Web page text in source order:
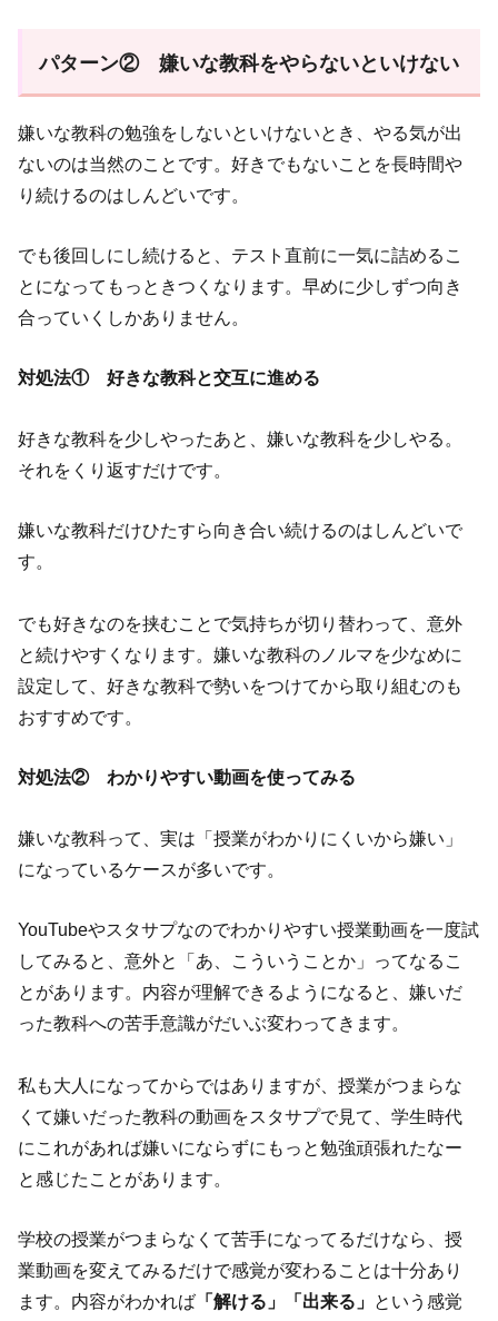
パターン② 嫌いな教科をやらないといけない
嫌いな教科の勉強をしないといけないとき、やる気が出
ないのは当然のことです。好きでもないことを長時間や
り続けるのはしんどいです。
でも後回しにし続けると、テスト直前に一気に詰めるこ
とになってもっときつくなります。早めに少しずつ向き
合っていくしかありません。
対処法① 好きな教科と交互に進める
好きな教科を少しやったあと、嫌いな教科を少しやる。
それをくり返すだけです。
嫌いな教科だけひたすら向き合い続けるのはしんどいで
す。
でも好きなのを挟むことで気持ちが切り替わって、意外
と続けやすくなります。嫌いな教科のノルマを少なめに
設定して、好きな教科で勢いをつけてから取り組むのも
おすすめです。
対処法② わかりやすい動画を使ってみる
嫌いな教科って、実は「授業がわかりにくいから嫌い」
になっているケースが多いです。
YouTubeやスタサプなのでわかりやすい授業動画を一度試
してみると、意外と「あ、こういうことか」ってなるこ
とがあります。内容が理解できるようになると、嫌いだ
った教科への苦手意識がだいぶ変わってきます。
私も大人になってからではありますが、授業がつまらな
くて嫌いだった教科の動画をスタサプで見て、学生時代
にこれがあれば嫌いにならずにもっと勉強頑張れたなー
と感じたことがあります。
学校の授業がつまらなくて苦手になってるだけなら、授
業動画を変えてみるだけで感覚が変わることは十分あり
ます。内容がわかれば 「解ける」「出来る」 という感覚